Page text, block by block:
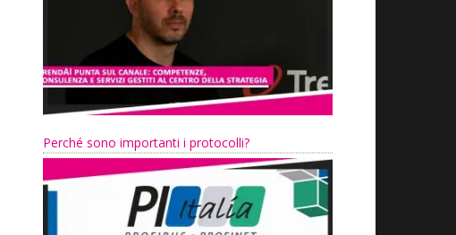
Perché sono importanti i protocolli?